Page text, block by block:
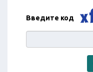
Введите код